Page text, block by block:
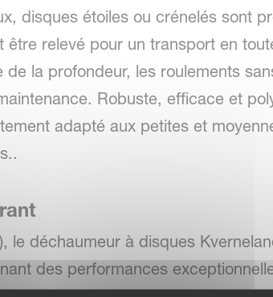
disques étoiles ou crénelés sont
relevé pour un transport en
la profondeur, les roulements
Robuste, efficace et
adapté aux petites et
le déchaumeur à disques
des performances